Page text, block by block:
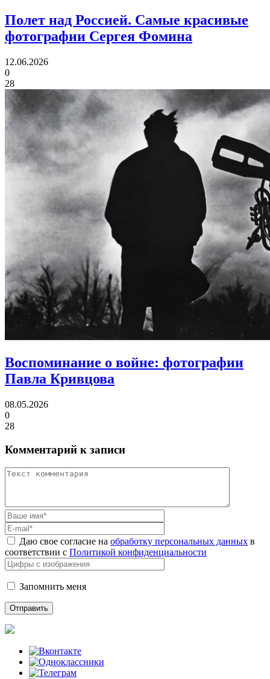
Полет над Россией. Самые красивые
фотографии Сергея Фомина
12.06.2026
0
28
Воспоминание о войне: фотографии
Павла Кривцова
08.05.2026
0
28
Комментарий к записи
Даю свое согласие на обработку персональных данных в
соответствии с Политикой конфиденциальности
Запомнить меня